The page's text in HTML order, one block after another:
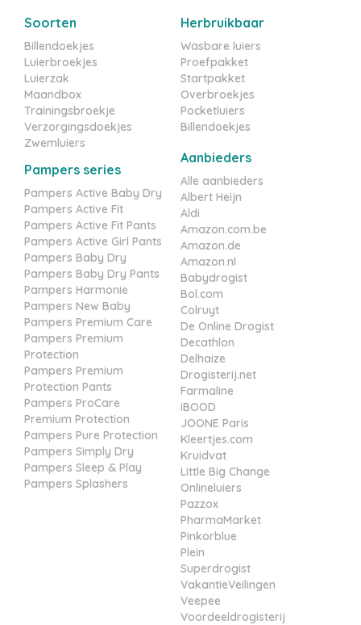
Soorten
Billendoekjes
Luierbroekjes
Luierzak
Maandbox
Trainingsbroekje
Verzorgingsdoekjes
Zwemluiers
Pampers series
Pampers Active Baby Dry
Pampers Active Fit
Pampers Active Fit Pants
Pampers Active Girl Pants
Pampers Baby Dry
Pampers Baby Dry Pants
Pampers Harmonie
Pampers New Baby
Pampers Premium Care
Pampers Premium
Protection
Pampers Premium
Protection Pants
Pampers ProCare
Premium Protection
Pampers Pure Protection
Pampers Simply Dry
Pampers Sleep & Play
Pampers Splashers
Herbruikbaar
Wasbare luiers
Proefpakket
Startpakket
Overbroekjes
Pocketluiers
Billendoekjes
Aanbieders
Alle aanbieders
Albert Heijn
Aldi
Amazon.com.be
Amazon.de
Amazon.nl
Babydrogist
Bol.com
Colruyt
De Online Drogist
Decathlon
Delhaize
Drogisterij.net
Farmaline
iBOOD
JOONE Paris
Kleertjes.com
Kruidvat
Little Big Change
Onlineluiers
Pazzox
PharmaMarket
Pinkorblue
Plein
Superdrogist
VakantieVeilingen
Veepee
Voordeeldrogisterij